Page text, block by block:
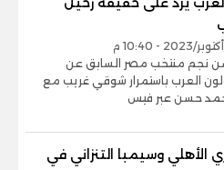
نجم منتخب مصر السابق عن
العرب باستمرار شوقي غريب مع
حسن عبر فيس
الأهلي وسيمبا التنزاني في